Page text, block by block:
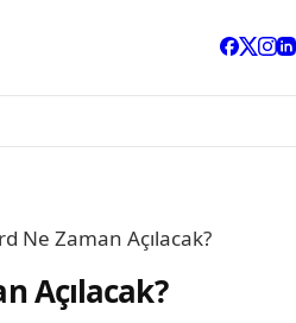
Ne Zaman Açılacak?
Açılacak?